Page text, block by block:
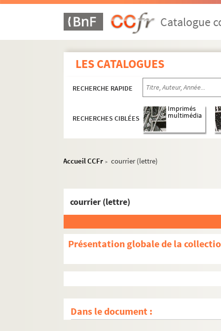
Catalogue
LES CATALOGUES
RECHERCHE RAPIDE
RECHERCHES CIBLÉES
Imprimés
multimédia
Accueil CCFr > courrier (lettre)
courrier (lettre)
Présentation globale de la
Dans le document :